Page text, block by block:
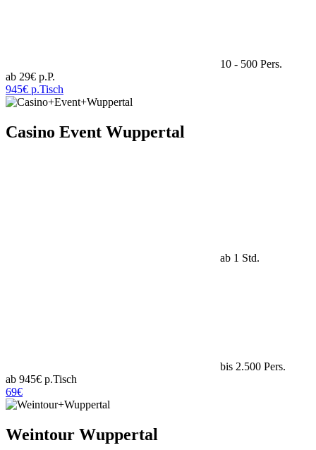
10 - 500 Pers.
ab 29€ p.P.
945€ p.Tisch
Casino Event Wuppertal
ab 1 Std.
bis 2.500 Pers.
ab 945€ p.Tisch
69€
Weintour Wuppertal